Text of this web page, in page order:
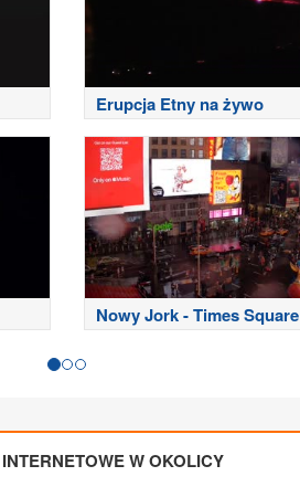
Erupcja Etny na żywo
Nowy Jork - Times Square
W OKOLICY